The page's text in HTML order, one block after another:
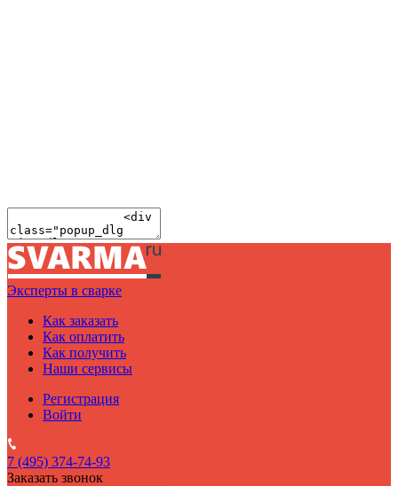
Эксперты в сварке
Как заказать
Как оплатить
Как получить
Наши сервисы
Регистрация
Войти
7 (495) 374-74-93
Заказать звонок